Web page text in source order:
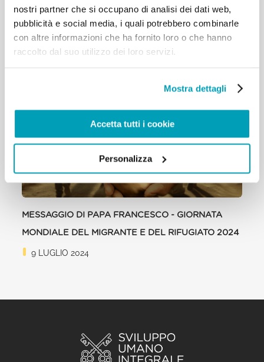
nostri partner che si occupano di analisi dei dati web,
pubblicità e social media, i quali potrebbero combinarle
con altre informazioni che ha fornito loro o che hanno
raccolto dal suo utilizzo dei loro servizi.
Mostra dettagli
Accetta tutti i cookie
Personalizza
#PapaFrancesco #caring4migrants
MESSAGGIO DI PAPA FRANCESCO - GIORNATA
MONDIALE DEL MIGRANTE E DEL RIFUGIATO 2024
9 LUGLIO 2024